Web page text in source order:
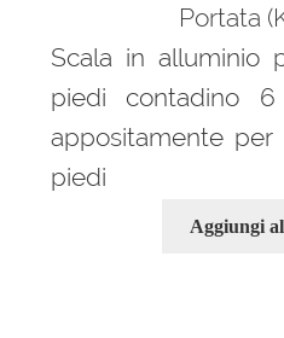
Portata
Scala in alluminio
piedi contadino
appositamente
piedi
Aggiungi